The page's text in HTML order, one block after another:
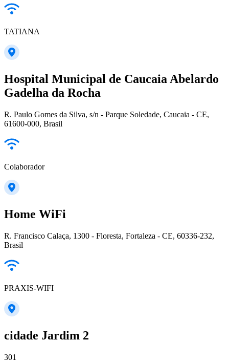
TATIANA
Hospital Municipal de Caucaia Abelardo
Gadelha da Rocha
R. Paulo Gomes da Silva, s/n - Parque Soledade, Caucaia - CE,
61600-000, Brasil
Colaborador
Home WiFi
R. Francisco Calaça, 1300 - Floresta, Fortaleza - CE, 60336-232,
Brasil
PRAXIS-WIFI
cidade Jardim 2
301